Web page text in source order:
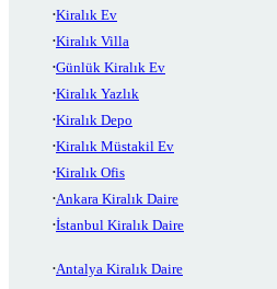
Kiralık Ev
Kiralık Villa
Günlük Kiralık Ev
Kiralık Yazlık
Kiralık Depo
Kiralık Müstakil Ev
Kiralık Ofis
Ankara Kiralık Daire
İstanbul Kiralık Daire
Antalya Kiralık Daire